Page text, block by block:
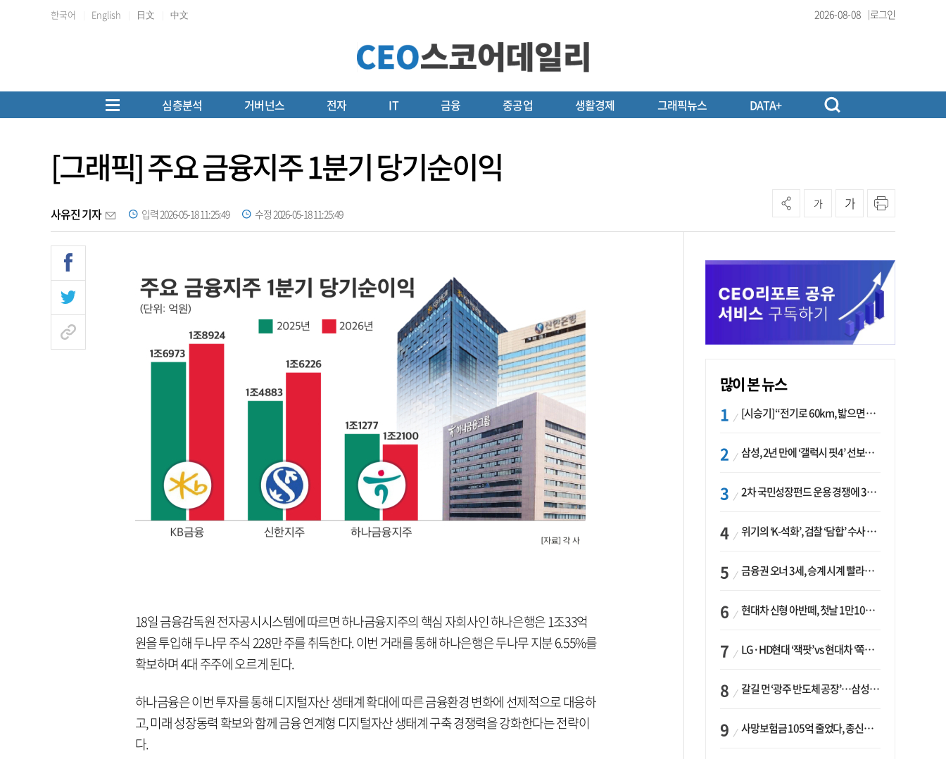
한국어 English 日文 中文 2026-08-08 로그인
심층분석 거버넌스 전자 IT 금융 중공업 생활경제 그래픽뉴스 DATA+
[그래픽] 주요 금융지주 1분기 당기순이익
사유진 기자 입력 2026-05-18 11:25:49 수정 2026-05-18 11:25:49
가 가
18일 금융감독원 전자공시시스템에 따르면 하나금융지주의 핵심 자회사인 하나은행은 1조33억
원을 투입해 두나무 주식 228만 주를 취득한다. 이번 거래를 통해 하나은행은 두나무 지분 6.55%를
확보하며 4대 주주에 오르게 된다.
하나금융은 이번 투자를 통해 디지털자산 생태계 확대에 따른 금융환경 변화에 선제적으로 대응하
고, 미래 성장동력 확보와 함께 금융 연계형 디지털자산 생태계 구축 경쟁력을 강화한다는 전략이
다.
많이 본 뉴스
[시승기] “전기로 60km, 밟으면 462마력”…볼보 XC60 T8의 두 얼굴
삼성, 2년 만에 ‘갤럭시 핏4’ 선보이나…웨어러블 생태계 확장 ‘시동’
2차 국민성장펀드 운용 경쟁에 33개사 몰렸다…신한·하나 등 새 얼굴 대거 합류
위기의 ‘K-석화’, 검찰 ‘담합’ 수사 착수…“LG·한화·롯데 등 7개 업체, 8개 제품 가격 담합”
금융권 오너 3세, 승계 시계 빨라지나…한국투자 ‘속도’·미래에셋·메리츠는 ‘거리두기’
현대차 신형 아반떼, 첫날 1만1094대 계약…역대 최고치 경신
LG·HD현대 ‘잭팟’ vs 현대차 ‘쪽박’…글로벌 사모펀드, 韓 대기업 투자 ‘희비’
갈길 먼 ‘광주 반도체 공장’…삼성·SK, ‘주 52시간제’ 규제 해소 ‘공방’
사망보험금 105억 줄었다, 종신보험·유동화 동시에 ‘주춤’…신한라이프는 401억 급증